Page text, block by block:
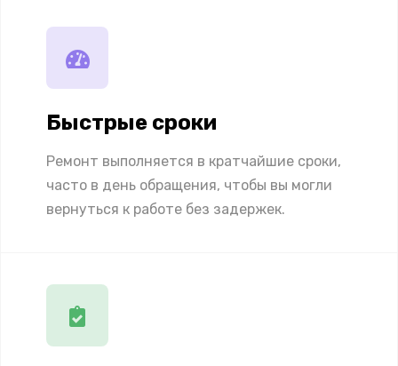
Быстрые сроки
Ремонт выполняется в кратчайшие сроки,
часто в день обращения, чтобы вы могли
вернуться к работе без задержек.